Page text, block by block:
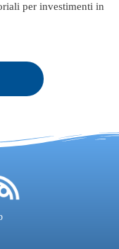
per investimenti in